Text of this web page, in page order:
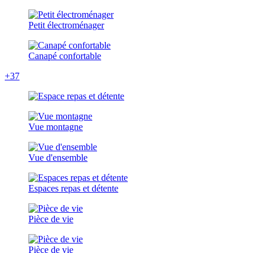
Petit électroménager
Canapé confortable
+37
Vue montagne
Vue d'ensemble
Espaces repas et détente
Pièce de vie
Pièce de vie